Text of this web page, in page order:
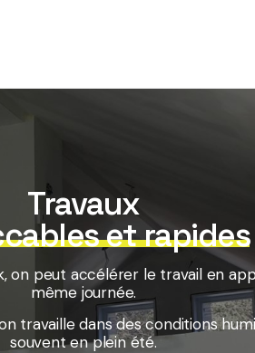
Travaux
et rapides
on peut accélérer le travail en
même journée.
travaille dans des conditions
souvent en plein été.